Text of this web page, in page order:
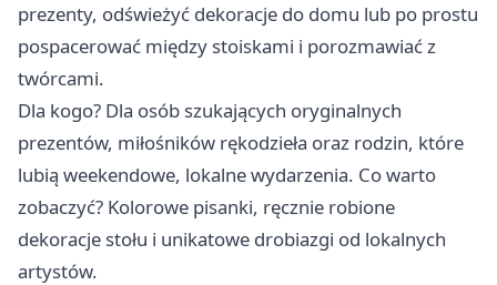
prezenty, odświeżyć dekoracje do domu lub po prostu
pospacerować między stoiskami i porozmawiać z
twórcami.
Dla kogo? Dla osób szukających oryginalnych
prezentów, miłośników rękodzieła oraz rodzin, które
lubią weekendowe, lokalne wydarzenia. Co warto
zobaczyć? Kolorowe pisanki, ręcznie robione
dekoracje stołu i unikatowe drobiazgi od lokalnych
artystów.